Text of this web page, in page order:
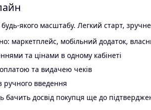
якого масштабу. Легкий старт,
маркетплейс, мобільний додаток,
та цінами в одному кабінеті
оплатою та видачею чеків
ручного введення
бачить досвід покупця ще до